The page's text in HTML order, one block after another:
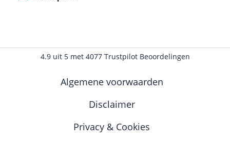
Algemene voorwaarden
Disclaimer
Privacy & Cookies
4.9uit 5met 4077Trustpilot Beoordelingen